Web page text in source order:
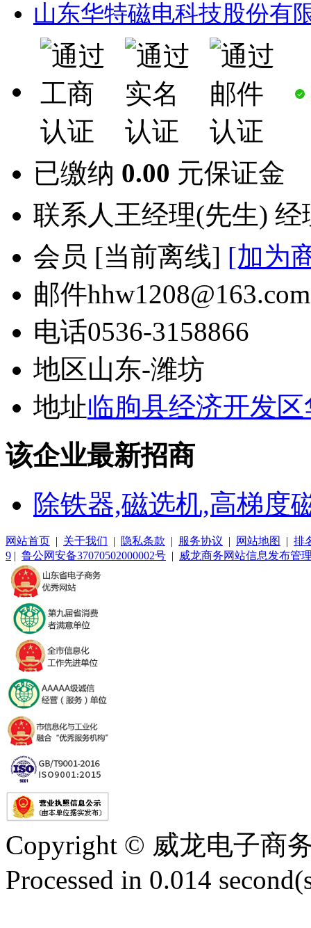
山东华特磁电科技股份有
已缴纳 0.00 元保证金
联系人 王经理(先生)
会员 [当前离线] [加为
邮件hhw1208@163.com
电话0536-3158866
地区山东-潍坊
地址临朐县经济开发
该企业最新招商
除铁器,磁选机,高梯度
网站首页 | 关于我们 | 隐私条款 | 服务协议 | 网站地图 | 排
9 | 鲁公网安备37070502000002号 | 威龙商务网站信息发布管
Copyright © 威龙电子商
Processed in 0.014